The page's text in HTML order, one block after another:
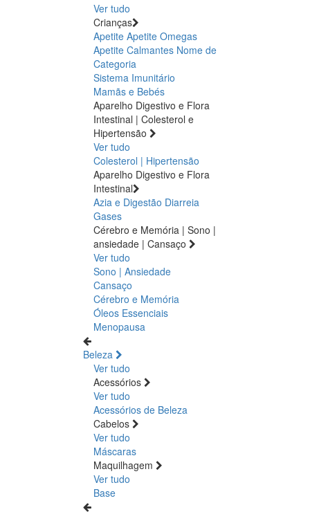
Ver tudo
Crianças
Apetite Apetite Omegas
Apetite Calmantes Nome de
Categoria
Sistema Imunitário
Mamãs e Bebés
Aparelho Digestivo e Flora
Intestinal | Colesterol e
Hipertensão
Ver tudo
Colesterol | Hipertensão
Aparelho Digestivo e Flora
Intestinal
Azia e Digestão Diarreia
Gases
Cérebro e Memória | Sono |
ansiedade | Cansaço
Ver tudo
Sono | Ansiedade
Cansaço
Cérebro e Memória
Óleos Essenciais
Menopausa
Beleza
Ver tudo
Acessórios
Ver tudo
Acessórios de Beleza
Cabelos
Ver tudo
Máscaras
Maquilhagem
Ver tudo
Base